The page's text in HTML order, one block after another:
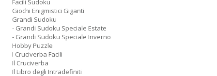
Facili Sudoku
Giochi Enigmistici Giganti
Grandi Sudoku
- Grandi Sudoku Speciale Estate
- Grandi Sudoku Speciale Inverno
Hobby Puzzle
I Cruciverba Facili
Il Cruciverba
Il Libro degli Intradefiniti